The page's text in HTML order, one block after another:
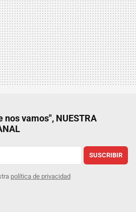
nos vamos", NUESTRA
SUSCRIBIR
política de privacidad